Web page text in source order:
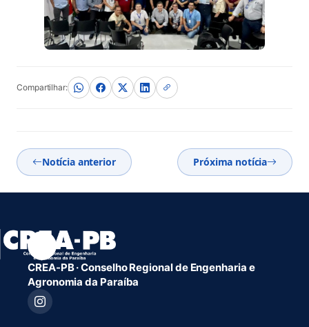
Compartilhar:
Notícia anterior Próxima notícia
CREA-PB · Conselho Regional de Engenharia e
Agronomia da Paraíba